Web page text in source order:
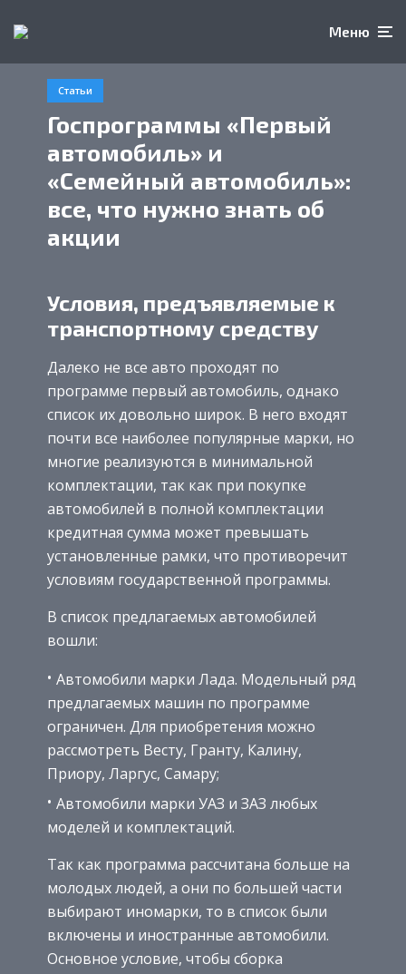
Меню
Статьи
Госпрограммы «Первый
автомобиль» и
«Семейный автомобиль»:
все, что нужно знать об
акции
Условия, предъявляемые к
транспортному средству
Далеко не все авто проходят по
программе первый автомобиль, однако
список их довольно широк. В него входят
почти все наиболее популярные марки, но
многие реализуются в минимальной
комплектации, так как при покупке
автомобилей в полной комплектации
кредитная сумма может превышать
установленные рамки, что противоречит
условиям государственной программы.
В список предлагаемых автомобилей
вошли:
Автомобили марки Лада. Модельный ряд
предлагаемых машин по программе
ограничен. Для приобретения можно
рассмотреть Весту, Гранту, Калину,
Приору, Ларгус, Самару;
Автомобили марки УАЗ и ЗАЗ любых
моделей и комплектаций.
Так как программа рассчитана больше на
молодых людей, а они по большей части
выбирают иномарки, то в список были
включены и иностранные автомобили.
Основное условие, чтобы сборка